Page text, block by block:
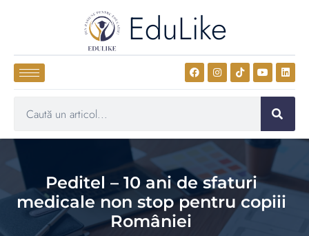
EduLike
Peditel – 10 ani de sfaturi
medicale non stop pentru copiii
României